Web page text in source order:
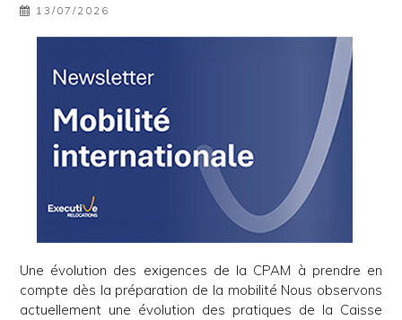
13/07/2026
Une évolution des exigences de la CPAM à prendre en
compte dès la préparation de la mobilité Nous observons
actuellement une évolution des pratiques de la Caisse